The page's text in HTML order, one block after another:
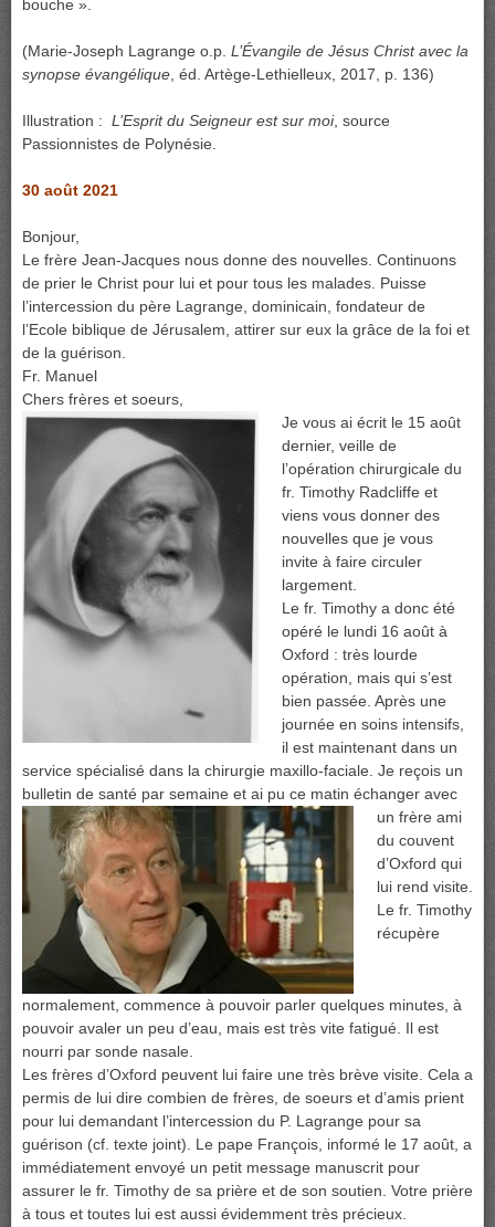
bouche ».
(Marie-Joseph Lagrange o.p. L’Évangile de Jésus Christ avec la
synopse évangélique , éd. Artège-Lethielleux, 2017, p. 136)
Illustration : L’Esprit du Seigneur est sur moi, source
Passionnistes de Polynésie.
30 août 2021
Bonjour,
Le frère Jean-Jacques nous donne des nouvelles. Continuons
de prier le Christ pour lui et pour tous les malades. Puisse
l’intercession du père Lagrange, dominicain, fondateur de
l’Ecole biblique de Jérusalem, attirer sur eux la grâce de la foi et
de la guérison.
Fr. Manuel
Chers frères et soeurs,
Je vous ai écrit le 15 août
dernier, veille de
l’opération chirurgicale du
fr. Timothy Radcliffe et
viens vous donner des
nouvelles que je vous
invite à faire circuler
largement.
Le fr. Timothy a donc été
opéré le lundi 16 août à
Oxford : très lourde
opération, mais qui s’est
bien passée. Après une
journée en soins intensifs,
il est maintenant dans un
service spécialisé dans la chirurgie maxillo-faciale. Je reçois un
bulletin de santé par semaine et ai pu ce matin échanger avec
un frère ami
du couvent
d’Oxford qui
lui rend visite.
Le fr. Timothy
récupère
normalement, commence à pouvoir parler quelques minutes, à
pouvoir avaler un peu d’eau, mais est très vite fatigué. Il est
nourri par sonde nasale.
Les frères d’Oxford peuvent lui faire une très brève visite. Cela a
permis de lui dire combien de frères, de soeurs et d’amis prient
pour lui demandant l’intercession du P. Lagrange pour sa
guérison (cf. texte joint). Le pape François, informé le 17 août, a
immédiatement envoyé un petit message manuscrit pour
assurer le fr. Timothy de sa prière et de son soutien. Votre prière
à tous et toutes lui est aussi évidemment très précieux.